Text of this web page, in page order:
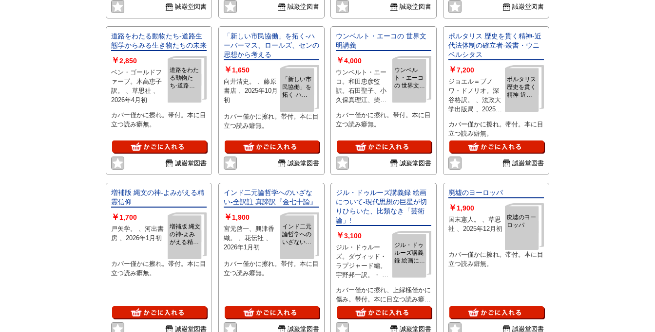
誠巌堂図書
誠巌堂図書 誠巌堂図書
に目立つ読み癖無。
誠巌堂図書
道路をわたる動物たち‐道路生
態学からみる生き物たちの未来
道路をわた
る動物た
ち‐道路生
る生き物た
￥2,850
ベン・ゴールドフ
ァーブ。木高恵子
訳。 、草思社 、
2026年4月初
カバー僅かに擦れ。帯付。本に目
立つ読み癖無。
誠巌堂図書
「新しい市民協働」を拓く‐ハ
ーバーマス、ロールズ、センの
思想から考える
「新しい市
民協働」を
拓く‐ハー
ロールズ、
センの思想
￥1,650
向井清史。 、藤原
書店 、2025年10月
初
カバー僅かに擦れ。帯付。本に目
立つ読み癖無。
誠巌堂図書
ウンベルト・エーコの 世界文
明講義
ウンベル
ト・エーコ
の 世界文明
￥4,000
ウンベルト・エー
コ。和田忠彦監
訳。石田聖子、小
久保真理江、柴田
横田さやか訳。 、
河出書房 、2026年
カバー僅かに擦れ。帯付。本に目
立つ読み癖無。
誠巌堂図書
ポルタリス 歴史を貫く精神‐近
代法体制の確立者‐叢書・ウニ
ベルシタス
ポルタリス
歴史を貫く
精神‐近代
立者‐叢
ルシタス
￥7,200
ジョエル＝ブノ
ワ・ドノリオ。深
谷格訳。 、法政大
学出版局 、2025年
カバー僅かに擦れ。帯付。本に目
立つ読み癖無。
誠巌堂図書
増補版 縄文の神‐よみがえる精
霊信仰
増補版 縄文
の神‐よみ
がえる精霊
￥1,700
戸矢学。 、河出書
房 、2026年1月初
カバー僅かに擦れ。帯付。本に目
立つ読み癖無。
誠巌堂図書
インド二元論哲学へのいざな
い‐全訳註 真諦訳『金七十論』
インド二元
論哲学への
いざない‐
訳『金七十
論』
￥1,900
宮元啓一、興津香
織。 、花伝社 、
2026年1月初
カバー僅かに擦れ。帯付。本に目
立つ読み癖無。
誠巌堂図書
ジル・ドゥルーズ講義録 絵画
について‐現代思想の巨星が切
りひらいた、比類なき「芸術
論」!
ジル・ドゥ
ルーズ講義
録 絵画につ
思想の巨星
いた、比類
なき「芸術
論」!
￥3,100
ジル・ドゥルー
ズ。ダヴィッド・
ラプジャード編。
宇野邦一訳。・ 、
11月初
カバー僅かに擦れ、上縁極僅かに
傷み。帯付。本に目立つ読み癖
無。
誠巌堂図書
廃墟のヨーロッパ
廃墟のヨー
ロッパ
￥1,900
国末憲人。 、草思
社 、2025年12月初
カバー僅かに擦れ。帯付。本に目
立つ読み癖無。
誠巌堂図書